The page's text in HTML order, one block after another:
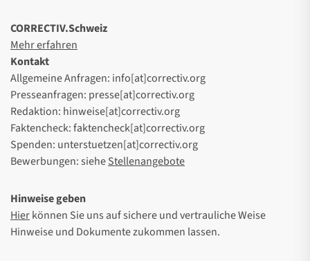
CORRECTIV.Schweiz
Mehr erfahren
Kontakt
Allgemeine Anfragen: info[at]correctiv.org
Presseanfragen: presse[at]correctiv.org
Redaktion: hinweise[at]correctiv.org
Faktencheck: faktencheck[at]correctiv.org
Spenden: unterstuetzen[at]correctiv.org
Bewerbungen: sieheStellenangebote
Hinweise geben
Hierkönnen Sie uns auf sichere und vertrauliche Weise
Hinweise und Dokumente zukommen lassen.